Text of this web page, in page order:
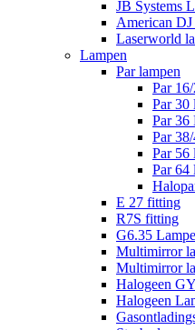
JB Systems
American DJ
Laserworld
Lampen
Par lampen
Par
Par 30
Par 36
Par
Par 56
Par 64
E 27 fitting
R7S fitting
G6.35
Multimirror
Multimirror
Halogeen
Halogeen